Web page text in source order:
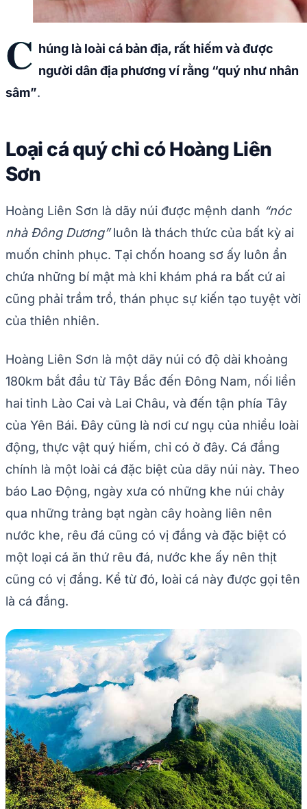
C húng là loài cá bản địa, rất hiếm và được
người dân địa phương ví rằng “quý như nhân
sâm”.
Loại cá quý chỉ có Hoàng Liên
Sơn
Hoàng Liên Sơn là dãy núi được mệnh danh “nóc
nhà Đông Dương”luôn là thách thức của bất kỳ ai
muốn chinh phục. Tại chốn hoang sơ ấy luôn ẩn
chứa những bí mật mà khi khám phá ra bất cứ ai
cũng phải trầm trồ, thán phục sự kiến tạo tuyệt vời
của thiên nhiên.
Hoàng Liên Sơn là một dãy núi có độ dài khoảng
180km bắt đầu từ Tây Bắc đến Đông Nam, nối liền
hai tỉnh Lào Cai và Lai Châu, và đến tận phía Tây
của Yên Bái. Đây cũng là nơi cư ngụ của nhiều loài
động, thực vật quý hiếm, chỉ có ở đây. Cá đắng
chính là một loài cá đặc biệt của dãy núi này. Theo
báo Lao Động, ngày xưa có những khe núi chảy
qua những trảng bạt ngàn cây hoàng liên nên
nước khe, rêu đá cũng có vị đắng và đặc biệt có
một loại cá ăn thứ rêu đá, nước khe ấy nên thịt
cũng có vị đắng. Kể từ đó, loài cá này được gọi tên
là cá đắng.